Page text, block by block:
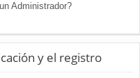
Administrador?
y el registro